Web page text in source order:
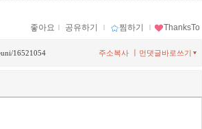
좋아요 ｌ 공유하기 ｌ 찜하기 ｌ ThanksTo
16521054 먼댓글바로쓰기
주소복사